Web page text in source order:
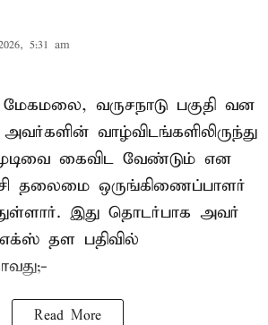
5:31 am
வருசநாடு பகுதி வன
வாழ்விடங்களிலிருந்து
கைவிட வேண்டும் என
தலைமை ஒருங்கிணைப்பாளர்
இது தொடர்பாக அவர்
தள பதிவில்
Read More